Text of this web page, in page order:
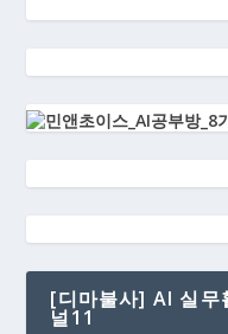
[디마불사] AI 실무
널11